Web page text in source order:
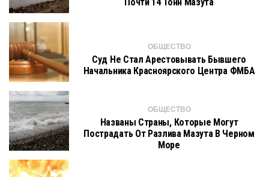
ОБЩЕСТВО
Суд Не Стал Арестовывать Бывшего
Начальника Красноярского Центра ФМБА
ОБЩЕСТВО
Названы Страны, Которые Могут
Пострадать От Разлива Мазута В Черном
Море